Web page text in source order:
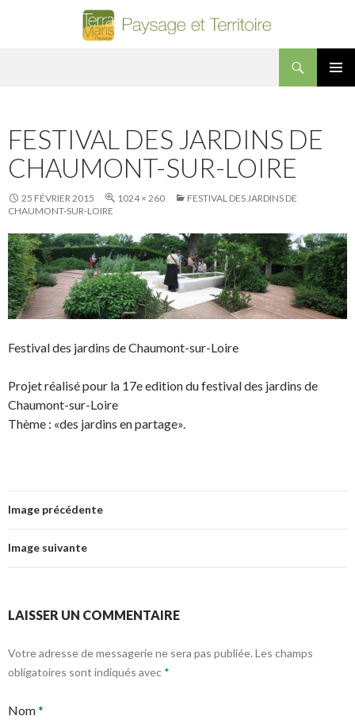
FESTIVAL DES JARDINS DE
CHAUMONT-SUR-LOIRE
25 FÉVRIER 2015 1024 × 260
FESTIVAL DES JARDINS DE
CHAUMONT-SUR-LOIRE
Festival des jardins de Chaumont-sur-Loire
Projet réalisé pour la 17e edition du festival des jardins de
Chaumont-sur-Loire
Thème : «des jardins en partage».
Image précédente
Image suivante
LAISSER UN COMMENTAIRE
Votre adresse de messagerie ne sera pas publiée.Les champs
obligatoires sont indiqués avec *
Nom*